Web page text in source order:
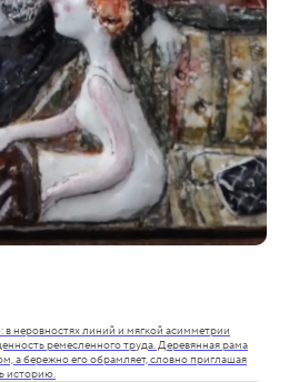
неровностях линий и мягкой асимметрии
ремесленного труда. Деревянная рама
а бережно его обрамляет, словно приглашая
историю.